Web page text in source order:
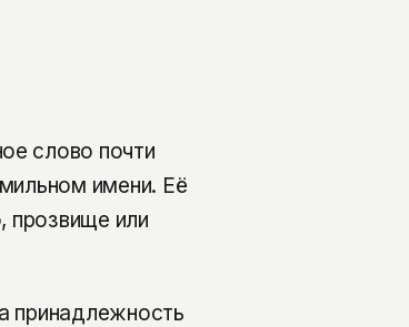
слово почти
имени. Её
прозвище или
принадлежность